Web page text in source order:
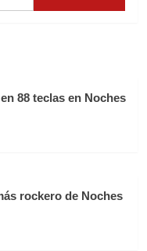
88 teclas en Noches
rockero de Noches